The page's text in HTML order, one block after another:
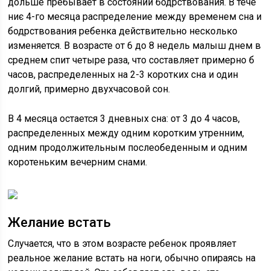
ниє 4-го месяца распределение между временем сна и
бодрствования ребенка действительно несколько
изменяется. В возрасте от 6 до 8 недель малыш днем в
среднем спит четыре раза, что составляет примерно б
часов, распределенных на 2-3 коротких сна и один
долгий, примерно двухчасовой сон.
В 4 месяца остается 3 дневных сна: от 3 до 4 часов,
распределенных между одним коротким утренним,
одним продолжительным послеобеденным и одним
коротеньким вечерним снами.
Желание встать
Случается, что в этом возрасте ребенок проявляет
реальное желание встать на ноги, обычно опираясь на